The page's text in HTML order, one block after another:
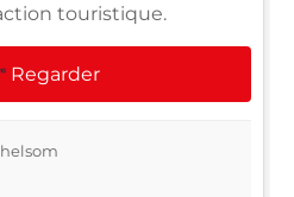
touristique.
Regarder